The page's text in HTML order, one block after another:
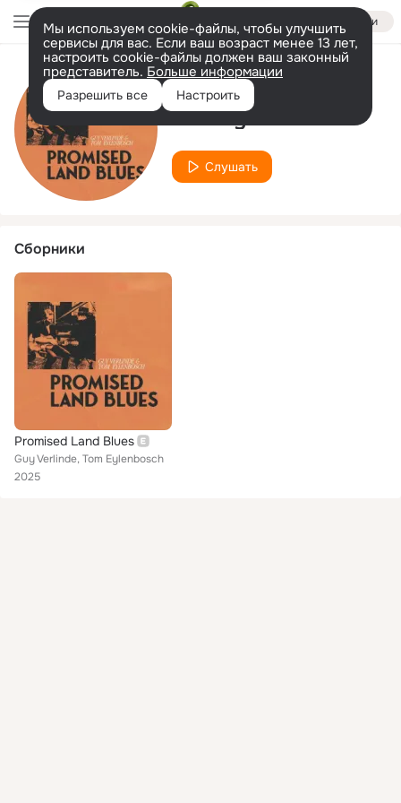
Войти
Мы используем cookie-файлы, чтобы улучшить
сервисы для вас. Если ваш возраст менее 13 лет,
настроить cookie-файлы должен ваш законный
представитель. Больше информации
Разрешить все Настроить
Исполнитель
Tom Eylenbosch
Слушать
Сборники
Promised Land Blues
Guy Verlinde, Tom Eylenbosch
2025